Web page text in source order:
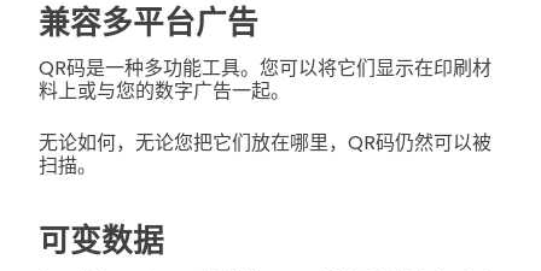
兼容多平台广告
QR码是一种多功能工具。您可以将它们显示在印刷材
料上或与您的数字广告一起。
无论如何，无论您把它们放在哪里，QR码仍然可以被
扫描。
可变数据